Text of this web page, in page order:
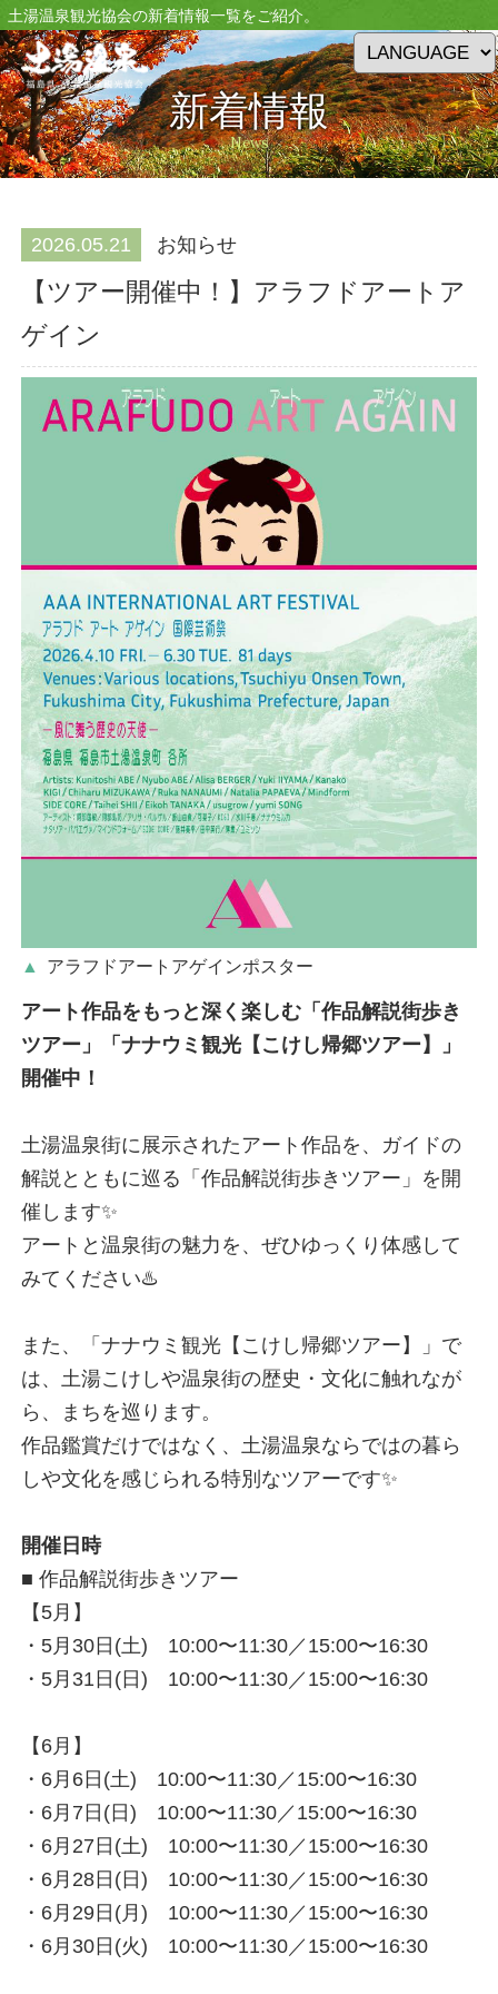
土湯温泉観光協会の新着情報一覧をご紹介。
新着情報
News
2026.05.21 お知らせ
【ツアー開催中！】アラフドアートア
ゲイン
アラフドアートアゲインポスター
アート作品をもっと深く楽しむ「作品解説街歩き
ツアー」「ナナウミ観光【こけし帰郷ツアー】」
開催中！
土湯温泉街に展示されたアート作品を、ガイドの
解説とともに巡る「作品解説街歩きツアー」を開
催します✨
アートと温泉街の魅力を、ぜひゆっくり体感して
みてください♨️
また、「ナナウミ観光【こけし帰郷ツアー】」で
は、土湯こけしや温泉街の歴史・文化に触れなが
ら、まちを巡ります。
作品鑑賞だけではなく、土湯温泉ならではの暮ら
しや文化を感じられる特別なツアーです✨
開催日時
■ 作品解説街歩きツアー
【5月】
・5月30日(土) 10:00〜11:30／15:00〜16:30
・5月31日(日) 10:00〜11:30／15:00〜16:30
【6月】
・6月6日(土) 10:00〜11:30／15:00〜16:30
・6月7日(日) 10:00〜11:30／15:00〜16:30
・6月27日(土) 10:00〜11:30／15:00〜16:30
・6月28日(日) 10:00〜11:30／15:00〜16:30
・6月29日(月) 10:00〜11:30／15:00〜16:30
・6月30日(火) 10:00〜11:30／15:00〜16:30